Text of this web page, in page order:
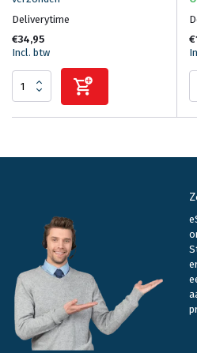
Deliverytime
€34,95
Incl. btw